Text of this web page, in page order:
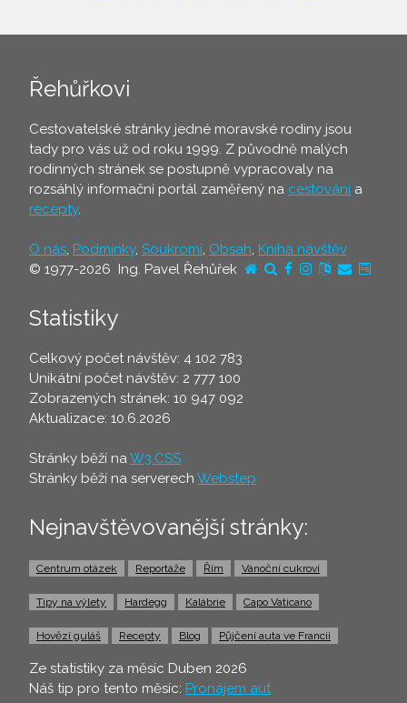
Řehůřkovi
Cestovatelské stránky jedné moravské rodiny jsou
tady pro vás už od roku 1999. Z původně malých
rodinných stránek se postupně vypracovaly na
rozsáhlý informační portál zaměřený na cestování a
recepty.
O nás, Podmínky, Soukromí, Obsah, Kniha návštěv
© 1977-2026 Ing. Pavel Řehůřek
Statistiky
Celkový počet návštěv: 4 102 783
Unikátní počet návštěv: 2 777 100
Zobrazených stránek: 10 947 092
Aktualizace: 10.6.2026
Stránky běží naW3.CSS
Stránky běží na serverech Webstep
Nejnavštěvovanější stránky:
Centrum otázek Reportáže Řím Vánoční cukroví
Tipy na výlety Hardegg Kalábrie Capo Vaticano
Hovězí guláš Recepty Blog Půjčení auta ve Francii
Ze statistiky za měsíc Duben 2026
Náš tip pro tento měsíc: Pronájem aut